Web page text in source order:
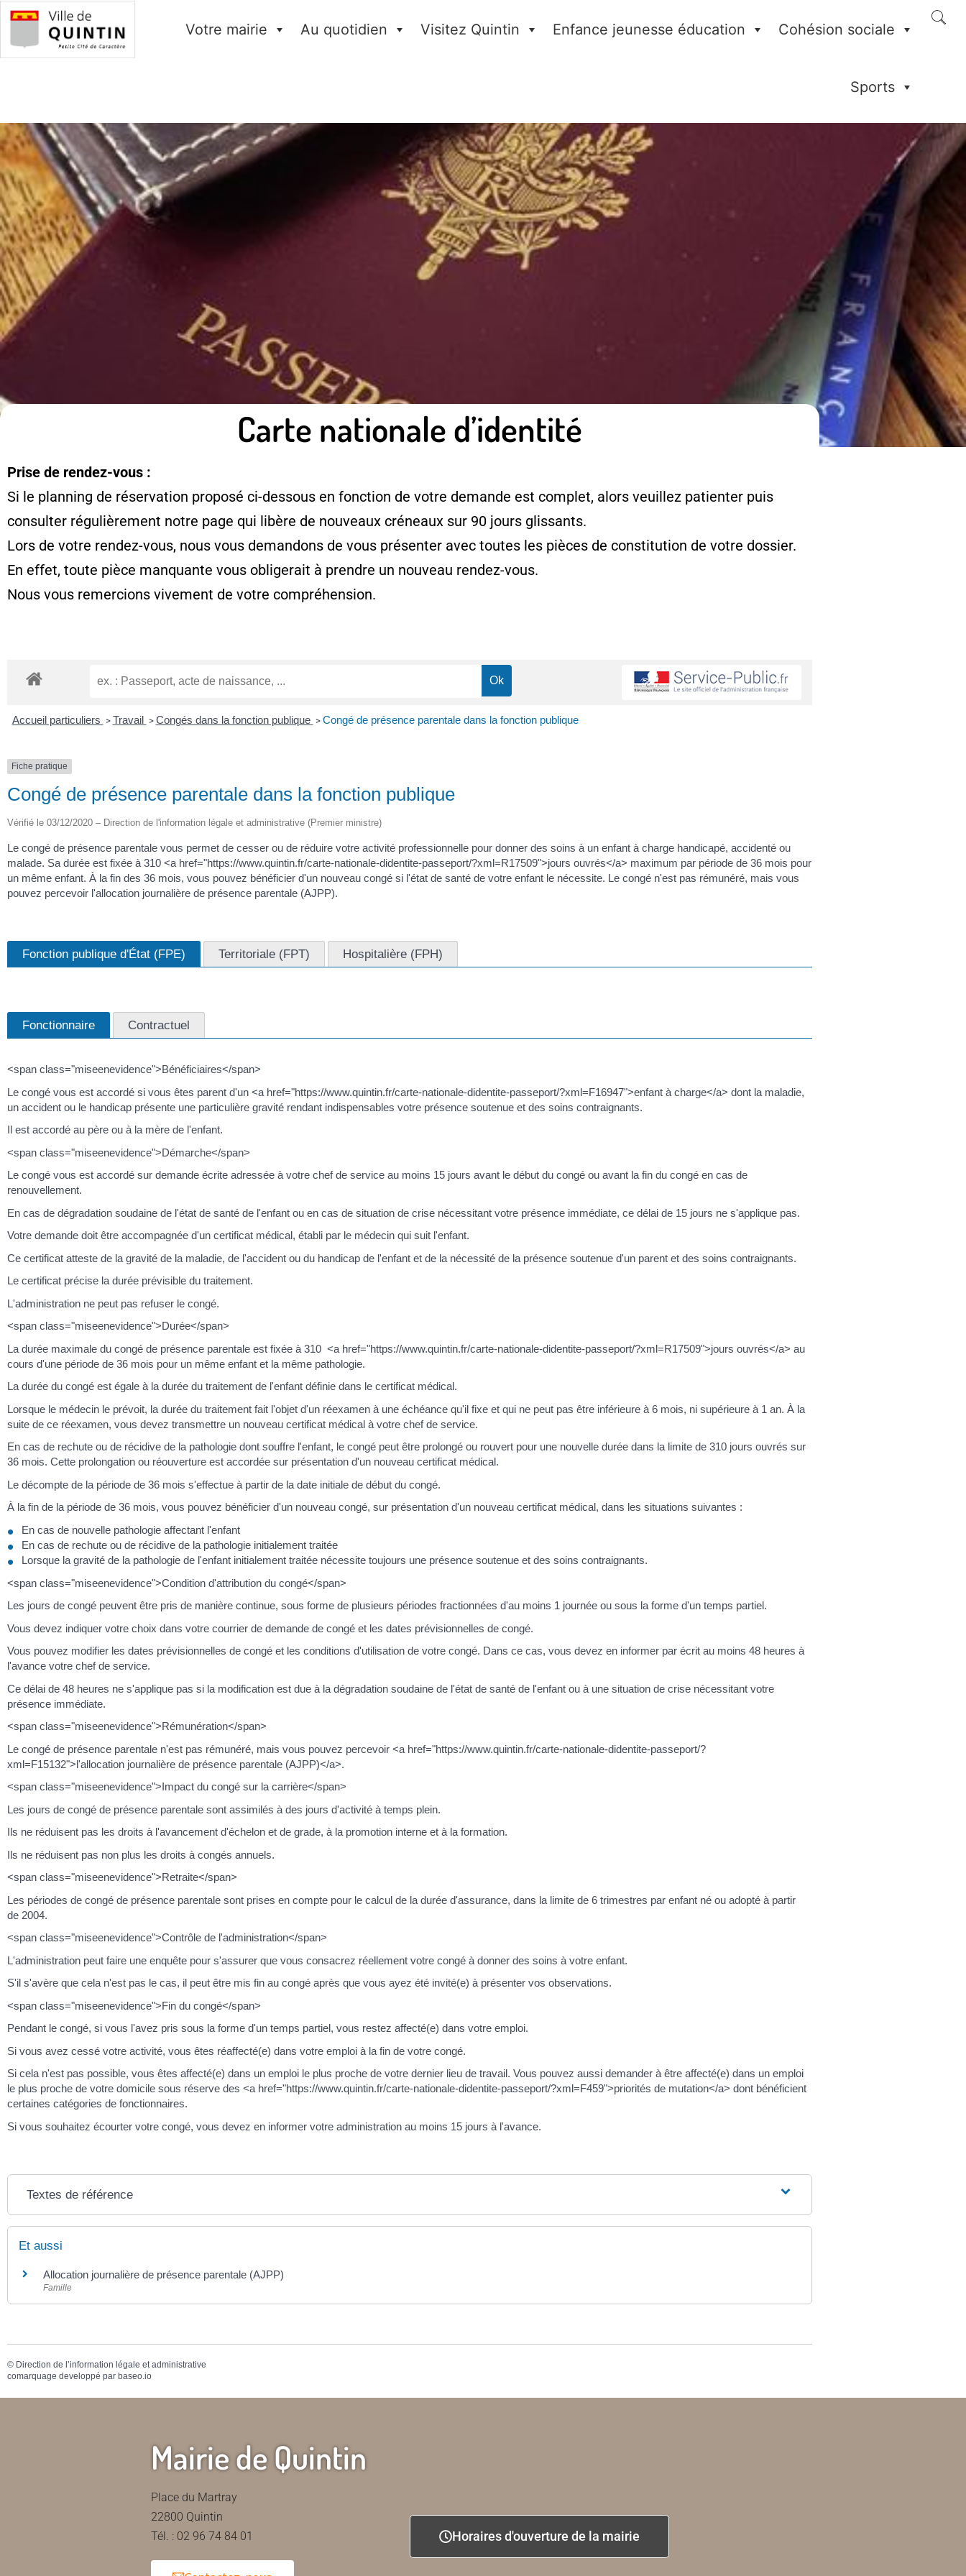
Votre mairie Au quotidien Visitez Quintin Enfance jeunesse éducation Cohésion sociale
Sports
Carte nationale d’identité
Prise de rendez-vous :
Si le planning de réservation proposé ci-dessous en fonction de votre demande est complet, alors veuillez patienter puis
consulter régulièrement notre page qui libère de nouveaux créneaux sur 90 jours glissants.
Lors de votre rendez-vous, nous vous demandons de vous présenter avec toutes les pièces de constitution de votre dossier.
En effet, toute pièce manquante vous obligerait à prendre un nouveau rendez-vous.
Nous vous remercions vivement de votre compréhension.
Accueil particuliers > Travail > Congés dans la fonction publique > Congé de présence parentale dans la fonction publique
Fiche pratique
Congé de présence parentale dans la fonction publique
Vérifié le 03/12/2020 – Direction de l'information légale et administrative (Premier ministre)
Le congé de présence parentale vous permet de cesser ou de réduire votre activité professionnelle pour donner des soins à un enfant à charge handicapé, accidenté ou
malade. Sa durée est fixée à 310 <a href="https://www.quintin.fr/carte-nationale-didentite-passeport/?xml=R17509">jours ouvrés</a> maximum par période de 36 mois pour
un même enfant. À la fin des 36 mois, vous pouvez bénéficier d'un nouveau congé si l'état de santé de votre enfant le nécessite. Le congé n'est pas rémunéré, mais vous
pouvez percevoir l'allocation journalière de présence parentale (AJPP).
Fonction publique d'État (FPE) Territoriale (FPT) Hospitalière (FPH)
Fonctionnaire Contractuel
<span class="miseenevidence">Bénéficiaires</span>
Le congé vous est accordé si vous êtes parent d'un <a href="https://www.quintin.fr/carte-nationale-didentite-passeport/?xml=F16947">enfant à charge</a> dont la maladie,
un accident ou le handicap présente une particulière gravité rendant indispensables votre présence soutenue et des soins contraignants.
Il est accordé au père ou à la mère de l'enfant.
<span class="miseenevidence">Démarche</span>
Le congé vous est accordé sur demande écrite adressée à votre chef de service au moins 15 jours avant le début du congé ou avant la fin du congé en cas de
renouvellement.
En cas de dégradation soudaine de l'état de santé de l'enfant ou en cas de situation de crise nécessitant votre présence immédiate, ce délai de 15 jours ne s'applique pas.
Votre demande doit être accompagnée d'un certificat médical, établi par le médecin qui suit l'enfant.
Ce certificat atteste de la gravité de la maladie, de l'accident ou du handicap de l'enfant et de la nécessité de la présence soutenue d'un parent et des soins contraignants.
Le certificat précise la durée prévisible du traitement.
L'administration ne peut pas refuser le congé.
<span class="miseenevidence">Durée</span>
La durée maximale du congé de présence parentale est fixée à 310 <a href="https://www.quintin.fr/carte-nationale-didentite-passeport/?xml=R17509">jours ouvrés</a> au
cours d'une période de 36 mois pour un même enfant et la même pathologie.
La durée du congé est égale à la durée du traitement de l'enfant définie dans le certificat médical.
Lorsque le médecin le prévoit, la durée du traitement fait l'objet d'un réexamen à une échéance qu'il fixe et qui ne peut pas être inférieure à 6 mois, ni supérieure à 1 an. À la
suite de ce réexamen, vous devez transmettre un nouveau certificat médical à votre chef de service.
En cas de rechute ou de récidive de la pathologie dont souffre l'enfant, le congé peut être prolongé ou rouvert pour une nouvelle durée dans la limite de 310 jours ouvrés sur
36 mois. Cette prolongation ou réouverture est accordée sur présentation d'un nouveau certificat médical.
Le décompte de la période de 36 mois s'effectue à partir de la date initiale de début du congé.
À la fin de la période de 36 mois, vous pouvez bénéficier d'un nouveau congé, sur présentation d'un nouveau certificat médical, dans les situations suivantes :
En cas de nouvelle pathologie affectant l'enfant
En cas de rechute ou de récidive de la pathologie initialement traitée
Lorsque la gravité de la pathologie de l'enfant initialement traitée nécessite toujours une présence soutenue et des soins contraignants.
<span class="miseenevidence">Condition d'attribution du congé</span>
Les jours de congé peuvent être pris de manière continue, sous forme de plusieurs périodes fractionnées d'au moins 1 journée ou sous la forme d'un temps partiel.
Vous devez indiquer votre choix dans votre courrier de demande de congé et les dates prévisionnelles de congé.
Vous pouvez modifier les dates prévisionnelles de congé et les conditions d'utilisation de votre congé. Dans ce cas, vous devez en informer par écrit au moins 48 heures à
l'avance votre chef de service.
Ce délai de 48 heures ne s'applique pas si la modification est due à la dégradation soudaine de l'état de santé de l'enfant ou à une situation de crise nécessitant votre
présence immédiate.
<span class="miseenevidence">Rémunération</span>
Le congé de présence parentale n'est pas rémunéré, mais vous pouvez percevoir <a href="https://www.quintin.fr/carte-nationale-didentite-passeport/?
xml=F15132">l'allocation journalière de présence parentale (AJPP)</a>.
<span class="miseenevidence">Impact du congé sur la carrière</span>
Les jours de congé de présence parentale sont assimilés à des jours d'activité à temps plein.
Ils ne réduisent pas les droits à l'avancement d'échelon et de grade, à la promotion interne et à la formation.
Ils ne réduisent pas non plus les droits à congés annuels.
<span class="miseenevidence">Retraite</span>
Les périodes de congé de présence parentale sont prises en compte pour le calcul de la durée d'assurance, dans la limite de 6 trimestres par enfant né ou adopté à partir
de 2004.
<span class="miseenevidence">Contrôle de l'administration</span>
L'administration peut faire une enquête pour s'assurer que vous consacrez réellement votre congé à donner des soins à votre enfant.
S'il s'avère que cela n'est pas le cas, il peut être mis fin au congé après que vous ayez été invité(e) à présenter vos observations.
<span class="miseenevidence">Fin du congé</span>
Pendant le congé, si vous l'avez pris sous la forme d'un temps partiel, vous restez affecté(e) dans votre emploi.
Si vous avez cessé votre activité, vous êtes réaffecté(e) dans votre emploi à la fin de votre congé.
Si cela n'est pas possible, vous êtes affecté(e) dans un emploi le plus proche de votre dernier lieu de travail. Vous pouvez aussi demander à être affecté(e) dans un emploi
le plus proche de votre domicile sous réserve des <a href="https://www.quintin.fr/carte-nationale-didentite-passeport/?xml=F459">priorités de mutation</a> dont bénéficient
certaines catégories de fonctionnaires.
Si vous souhaitez écourter votre congé, vous devez en informer votre administration au moins 15 jours à l'avance.
Textes de référence
Et aussi
Allocation journalière de présence parentale (AJPP)
Famille
© Direction de l’information légale et administrative
comarquage developpé par baseo.io
Mairie de Quintin
Place du Martray
22800 Quintin
Tél. : 02 96 74 84 01
Horaires d'ouverture de la mairie